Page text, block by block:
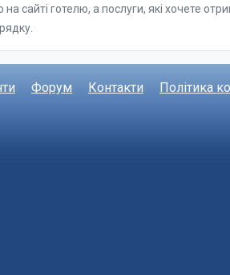
Форум Контакти Політика